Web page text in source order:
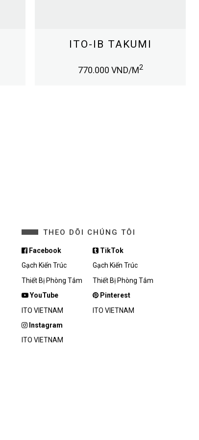
ITO-IB TAKUMI
770.000 VND/M2
THEO DÕI CHÚNG TÔI
Facebook
Gạch Kiến Trúc
Thiết Bị Phòng Tắm
YouTube
ITO VIETNAM
Instagram
ITO VIETNAM
TikTok
Gạch Kiến Trúc
Thiết Bị Phòng Tắm
Pinterest
ITO VIETNAM